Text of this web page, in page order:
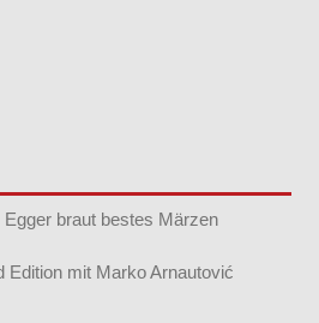
braut bestes Märzen
Edition mit Marko Arnautović